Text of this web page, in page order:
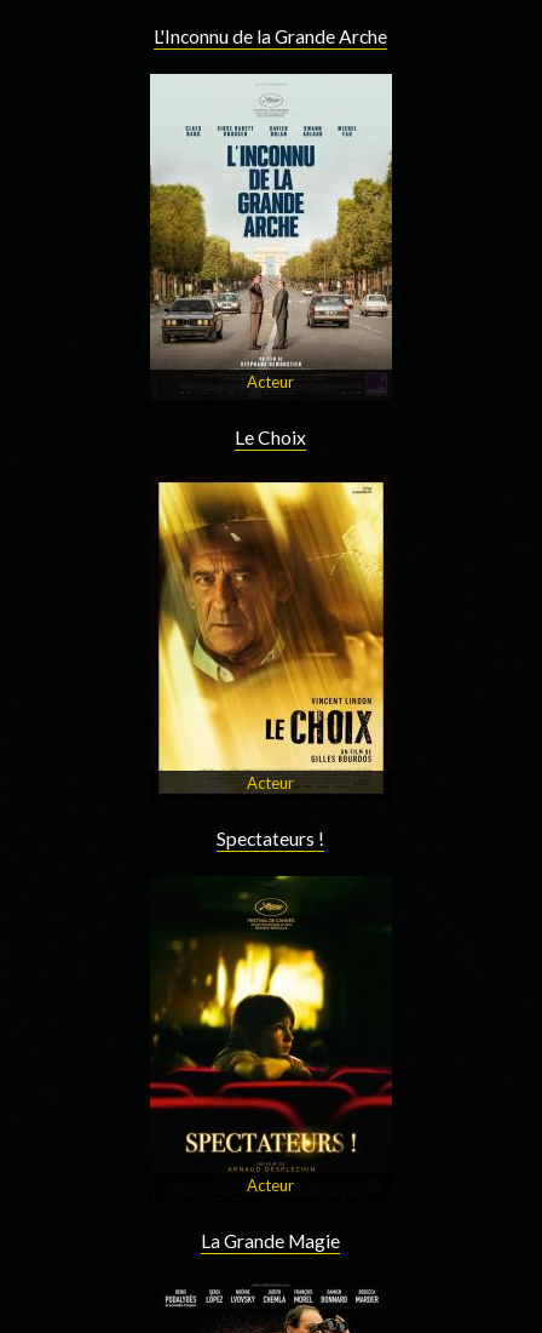
L'Inconnu de la Grande Arche
Acteur
Le Choix
Acteur
Spectateurs !
Acteur
La Grande Magie